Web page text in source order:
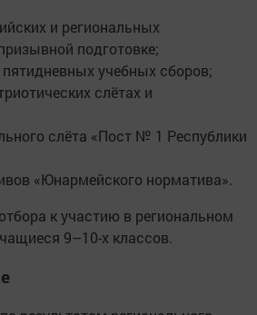
и региональных
подготовке;
учебных сборов;
слётах и
слёта «Пост № 1 Республики
«Юнармейского норматива».
к участию в региональном
9–10-х классов.